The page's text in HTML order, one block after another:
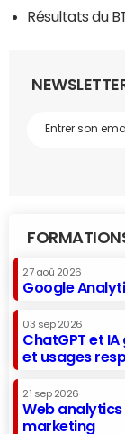
Résultats du
27 aoû 2026
Google
03 sep 2026
ChatGPT et
et usages
21 sep 2026
Web
marketing